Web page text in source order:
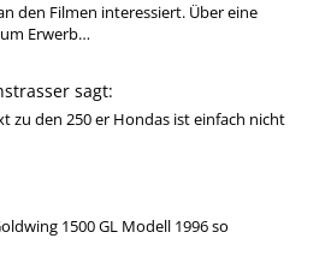
den Filmen interessiert. Über eine
Erwerb…
sagt:
zu den 250 er Hondas ist einfach nicht
1500 GL Modell 1996 so